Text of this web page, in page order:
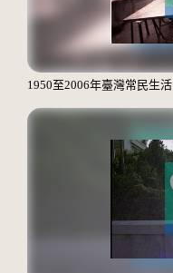
1950至2006年臺灣常民生活